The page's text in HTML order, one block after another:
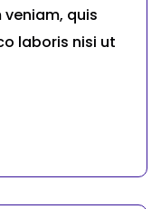
quis
laboris nisi ut